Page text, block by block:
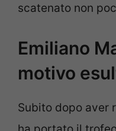
scatenato non
Emiliano
motivo
Subito dopo aver